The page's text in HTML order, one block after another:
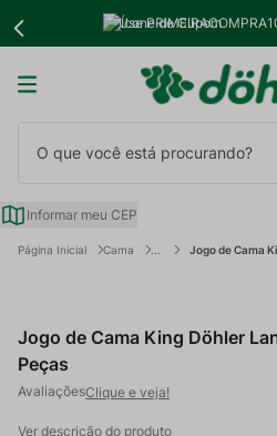
Use
Informar meu CEP
Cama Jogo de Cama
Jogo de Cama King Döhler
Peças
Clique e veja!
Ver descrição do produto